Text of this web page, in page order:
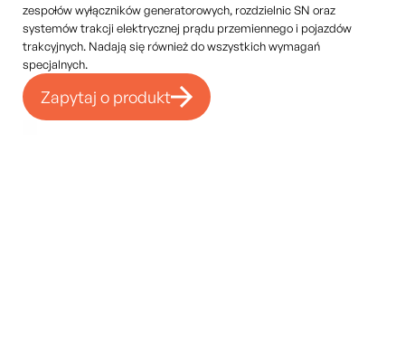
zespołów wyłączników generatorowych, rozdzielnic SN oraz
systemów trakcji elektrycznej prądu przemiennego i pojazdów
trakcyjnych. Nadają się również do wszystkich wymagań
specjalnych.
Zapytaj o produkt